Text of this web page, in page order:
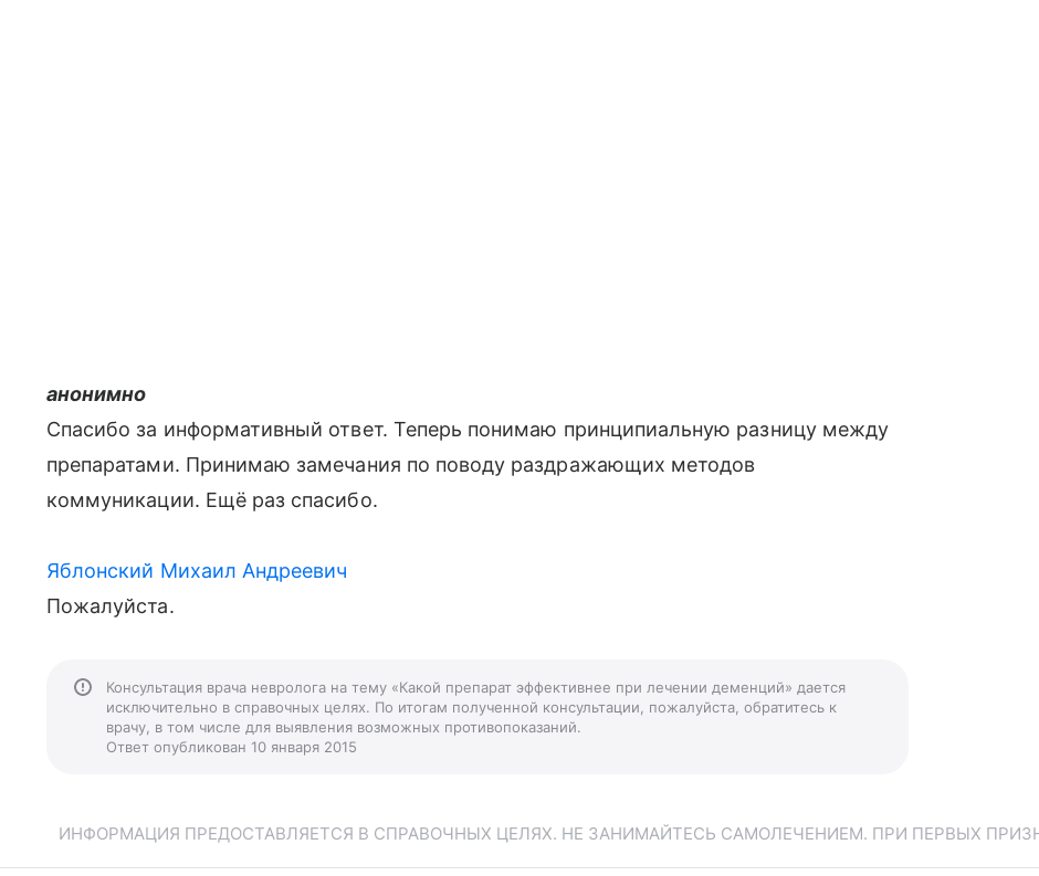
анонимно
Спасибо за информативный ответ. Теперь понимаю принципиальную разницу между
препаратами. Принимаю замечания по поводу раздражающих методов
коммуникации. Ещё раз спасибо.
Яблонский Михаил Андреевич
Пожалуйста.
Консультация врача невролога на тему «Какой препарат эффективнее при лечении деменций» дается
исключительно в справочных целях. По итогам полученной консультации, пожалуйста, обратитесь к
врачу, в том числе для выявления возможных противопоказаний.
Ответ опубликован 10 января 2015
ИНФОРМАЦИЯ ПРЕДОСТАВЛЯЕТСЯ В СПРАВОЧНЫХ ЦЕЛЯХ. НЕ ЗАНИМАЙТЕСЬ САМОЛЕЧЕНИЕМ. ПРИ ПЕРВЫХ